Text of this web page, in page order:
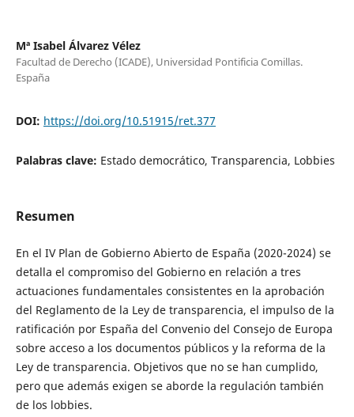
Mª Isabel Álvarez Vélez
Facultad de Derecho (ICADE), Universidad Pontificia Comillas.
España
DOI: https://doi.org/10.51915/ret.377
Palabras clave: Estado democrático, Transparencia, Lobbies
Resumen
En el IV Plan de Gobierno Abierto de España (2020-2024) se
detalla el compromiso del Gobierno en relación a tres
actuaciones fundamentales consistentes en la aprobación
del Reglamento de la Ley de transparencia, el impulso de la
ratificación por España del Convenio del Consejo de Europa
sobre acceso a los documentos públicos y la reforma de la
Ley de transparencia. Objetivos que no se han cumplido,
pero que además exigen se aborde la regulación también
de los lobbies.